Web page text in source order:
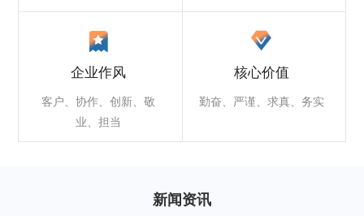
企业作风
客户、协作、创新、敬
业、担当
核心价值
勤奋、严谨、求真、务实
新闻资讯